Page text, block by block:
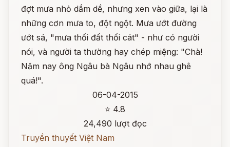
đợt mưa nhỏ dầm dề, nhưng xen vào giữa, lại là
những cơn mưa to, đột ngột. Mưa ướt đường
ướt sá, "mưa thối đất thối cát" - như có người
nói, và người ta thường hay chép miệng: "Chà!
Năm nay ông Ngâu bà Ngâu nhớ nhau ghê
quá!".
06-04-2015
⭐ 4.8
24,490 lượt đọc
Truyền thuyết Việt Nam